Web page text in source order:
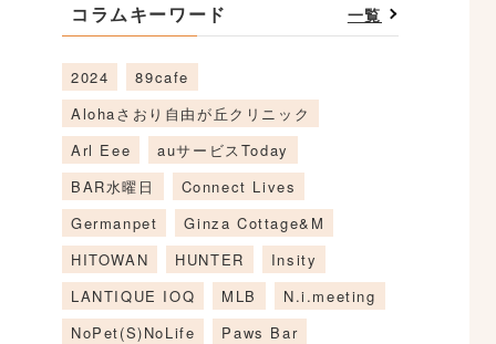
コラムキーワード 一覧
2024
89cafe
Alohaさおり自由が丘クリニック
Arl Eee
auサービスToday
BAR水曜日
Connect Lives
Germanpet
Ginza Cottage&M
HITOWAN
HUNTER
Insity
LANTIQUE IOQ
MLB
N.i.meeting
NoPet(S)NoLife
Paws Bar